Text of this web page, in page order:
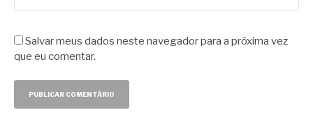
Salvar meus dados neste navegador para a próxima vez
que eu comentar.